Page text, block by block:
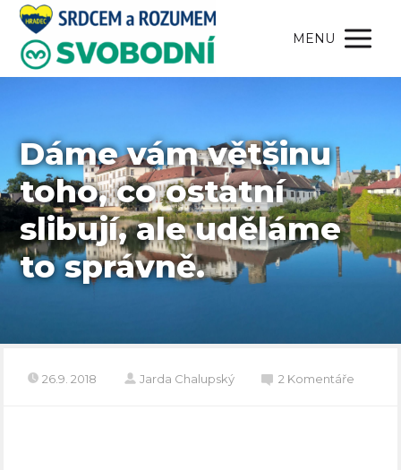
MENU
Dáme vám většinu
toho, co ostatní
slibují, ale uděláme
to správně.
26.9. 2018 Jarda Chalupský 2 Komentáře